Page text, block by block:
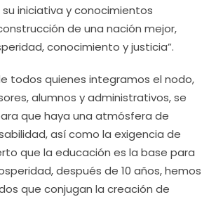
iniciativa y conocimientos
de una nación mejor,
conocimiento y justicia”.
todos quienes integramos el nodo,
alumnos y administrativos, se
que haya una atmósfera de
así como la exigencia de
que la educación es la base para
después de 10 años, hemos
que conjugan la creación de